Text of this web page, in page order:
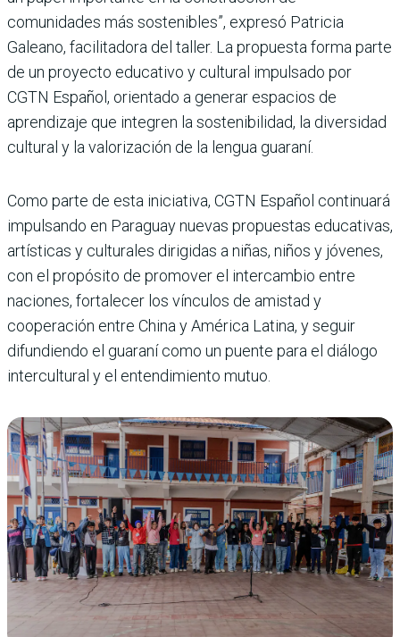
comunidades más sostenibles”, expresó Patricia
Galeano, facilitadora del taller. La propuesta forma parte
de un proyecto educativo y cultural impulsado por
CGTN Español, orientado a generar espacios de
aprendizaje que integren la sostenibilidad, la diversidad
cultural y la valorización de la lengua guaraní.
Como parte de esta iniciativa, CGTN Español continuará
impulsando en Paraguay nuevas propuestas educativas,
artísticas y culturales dirigidas a niñas, niños y jóvenes,
con el propósito de promover el intercambio entre
naciones, fortalecer los vínculos de amistad y
cooperación entre China y América Latina, y seguir
difundiendo el guaraní como un puente para el diálogo
intercultural y el entendimiento mutuo.